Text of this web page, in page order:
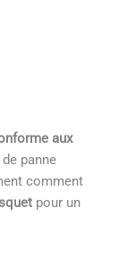
aux
panne
comment
pour un